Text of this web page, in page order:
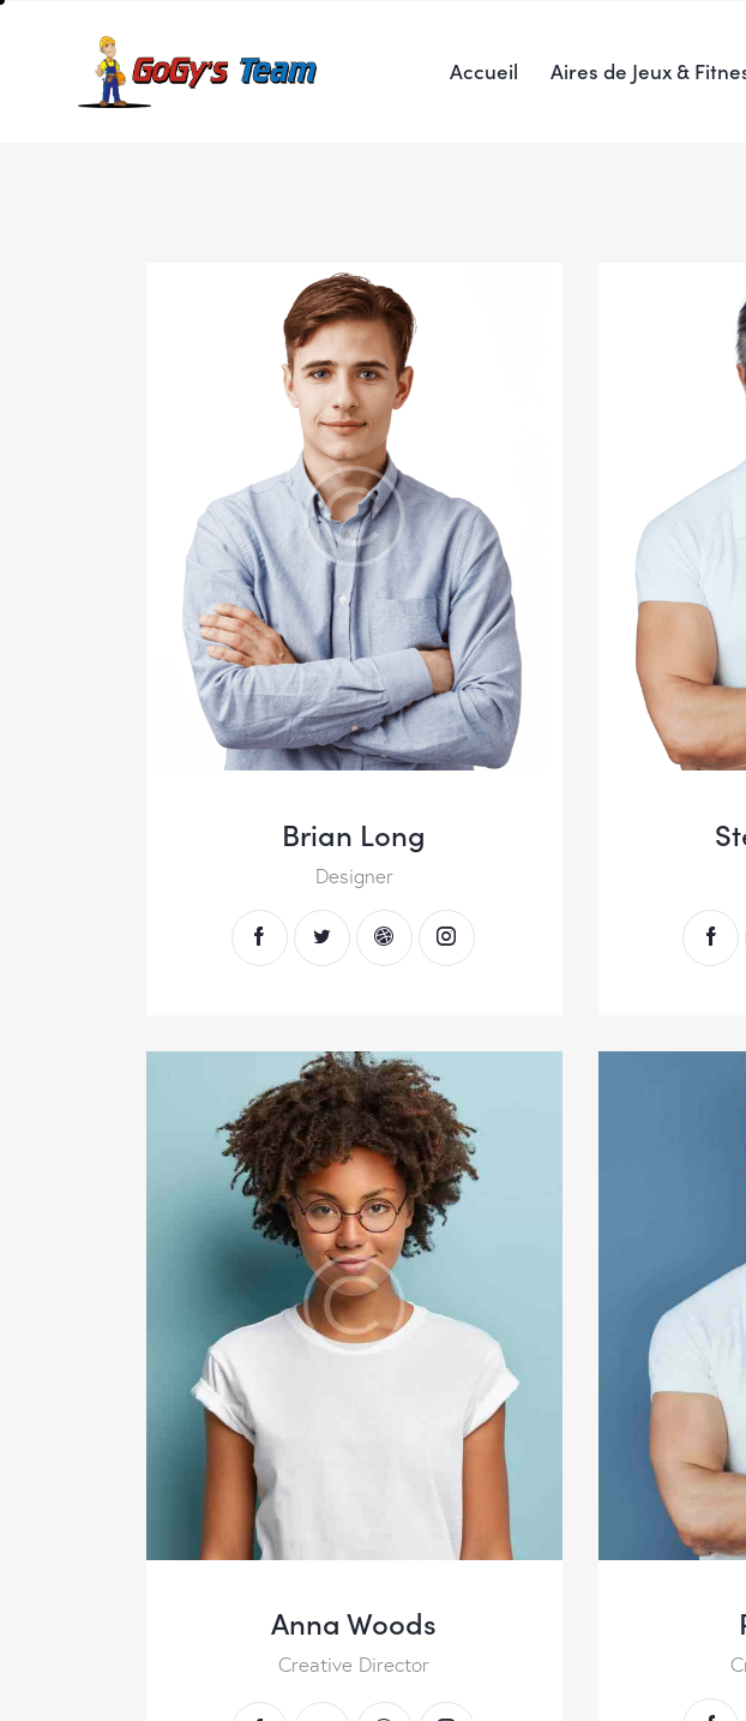
Accueil Aires de Jeux &
Brian Long
Designer
Anna Woods
Creative Director